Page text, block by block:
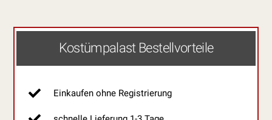
Kostümpalast Bestellvorteile
Einkaufen ohne Registrierung